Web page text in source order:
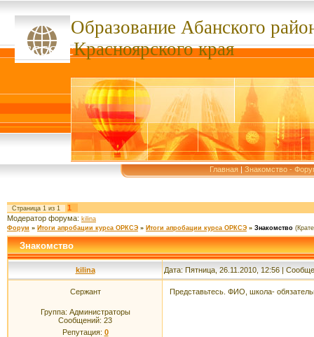
Образование Абанского
сссссссКрасноярского края
Главная | Знакомство -
Страница 1 из 1
1
Модератор форума: kilina
Форум » Итоги апробации курса ОРКСЭ » Итоги апробации курса ОРКСЭ » Знакомство
Знакомство
kilina Дата: Пятница, 26.11.2010, 12:56 |
Сержант
Группа: Администраторы
Сообщений: 23
Репутация: 0
Представьтесь. ФИО, школа-